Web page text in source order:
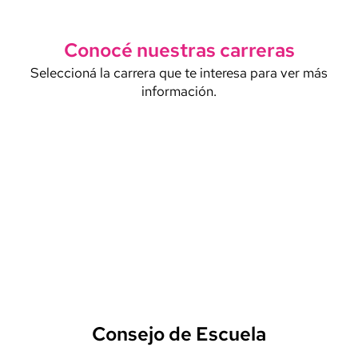
Conocé nuestras carreras
Seleccioná la carrera que te interesa para ver más
información.
Consejo de Escuela